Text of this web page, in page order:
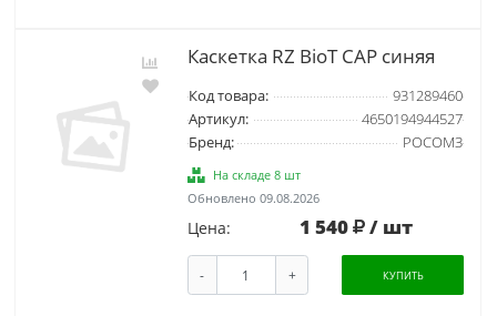
Каскетка RZ BioT CAP синяя
Код товара:
931289460
Артикул:
4650194944527
Бренд:
РОСОМЗ
На складе 8 шт
Обновлено 09.08.2026
Цена: 1 540 / шт
- + КУПИТЬ